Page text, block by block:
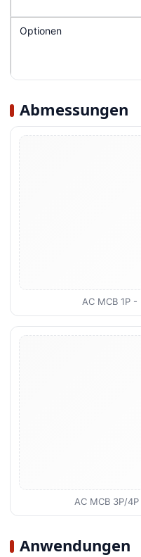
Optionen
Abmessungen
AC MCB 1P
AC MCB 3P/
Anwendungen